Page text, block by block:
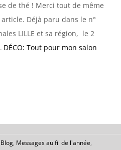
de thé ! Merci tout de même
Déjà paru dans le n°
LILLE et sa région, le 2
DÉCO: Tout pour mon salon
Blog, Messages au fil de l'année,